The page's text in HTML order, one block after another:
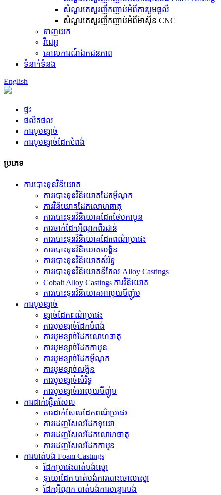
សំណួរគេសួរញឹកញាប់អំពីការបូមធូលី
សំណួរគេសួរញឹកញាប់អំពីម៉ាស៊ីន CNC
ទាញយក
វីដេអូ
គោលការណ៍ឯកជនភាព
ទំនាក់ទំនង
English
ផ្ទះ
ផលិតផល
ការបូមខ្សាច់
ការបូមខ្សាច់ដែកបំពង់
ប្រភេទ
ការបោះទុនវិនិយោគ
ការបោះទុនវិនិយោគដែកអ៊ីណុក
ការ​វិនិយោគ​ដែក​លោហធាតុ
ការបោះទុនវិនិយោគដែកថែបកាបូន
ការចាក់ដែកអ៊ីណុកពីរជាន់
ការបោះទុនវិនិយោគដែកពណ៌ប្រផេះ
ការបោះទុនវិនិយោគលង្ហិន
ការបោះទុនវិនិយោគសំរិទ្ធ
ការបោះទុនវិនិយោគនីកែល Alloy Castings
Cobalt Alloy Castings ការវិនិយោគ
ការបោះទុនវិនិយោគអាលុយមីញ៉ូម
ការបូមខ្សាច់
ខ្សាច់ដែកពណ៌ប្រផេះ
ការបូមខ្សាច់ដែកបំពង់
ការ​បូម​ខ្សាច់​ដែក​លោហធាតុ
ការបូមខ្សាច់ដែកកាបូន
ការបូមខ្សាច់ដែកអ៊ីណុក
ការបូមខ្សាច់លង្ហិន
ការបូមខ្សាច់សំរិទ្ធ
ការបូមខ្សាច់អាលុយមីញ៉ូម
ការដាក់ផ្សិតសែល
ការដាក់សែលដែកពណ៌ប្រផេះ
ការ​ដេញ​សែល​ដែក​ទុយោ
ការ​ដេញ​សែល​ដែក​លោហធាតុ
ការដេញសែលដែកកាបូន
ការបាត់បង់ Foam Castings
ដែក​ប្រផេះ​បាត់​បង់​ស្នោ
ទុយោដែក បាត់បង់ការបោះចោលស្នោ
ដែកអ៊ីណុក បាត់បង់ការបន្ទោរបង់